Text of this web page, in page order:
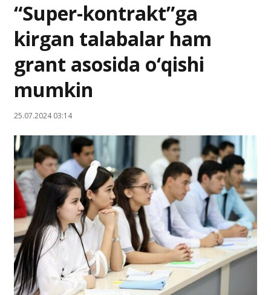
“Super-kontrakt”ga
kirgan talabalar ham
grant asosida o‘qishi
mumkin
25.07.2024 03:14